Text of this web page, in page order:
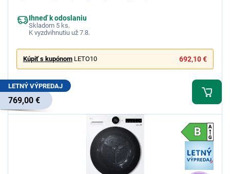
Ihneď k odoslaniu
Skladom 5 ks.
K vyzdvihnutiu už 7.8.
Kúpiť s kupónom LETO10 692,10 €
LETNÝ VÝPREDAJ
769,00 €